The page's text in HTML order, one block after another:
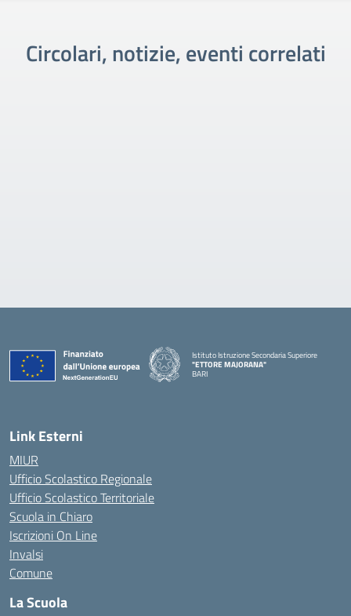
Circolari, notizie, eventi correlati
Istituto Istruzione Secondaria Superiore
"ETTORE MAJORANA"
BARI
Link Esterni
MIUR
Ufficio Scolastico Regionale
Ufficio Scolastico Territoriale
Scuola in Chiaro
Iscrizioni On Line
Invalsi
Comune
La Scuola